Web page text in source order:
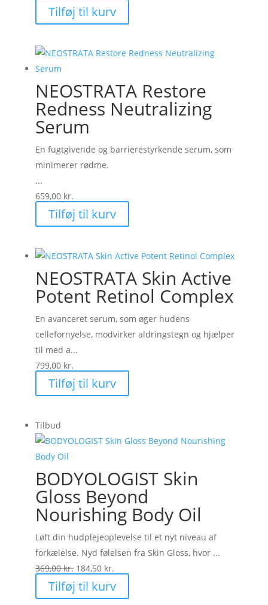
Tilføj til kurv
NEOSTRATA Restore
Redness Neutralizing
Serum
En fugtgivende og barrierestyrkende serum, som
minimerer rødme.
...
659,00 kr.
Tilføj til kurv
NEOSTRATA Skin Active
Potent Retinol Complex
En avanceret serum, som øger hudens
cellefornyelse, modvirker aldringstegn og hjælper
til med a...
799,00 kr.
Tilføj til kurv
Tilbud
BODYOLOGIST Skin
Gloss Beyond
Nourishing Body Oil
Løft din hudplejeoplevelse til et nyt niveau af
forkælelse. Nyd følelsen fra Skin Gloss, hvor ...
369,00kr. Den
oprindelige
pris
184,50 kr.
aktuelle
pris
Tilføj til kurv